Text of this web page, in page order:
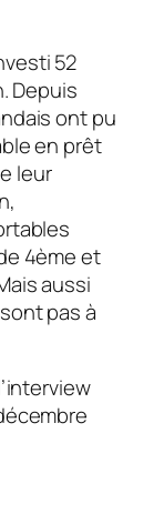
52
Depuis
ont pu
en prêt
leur
4ème et
aussi
pas à